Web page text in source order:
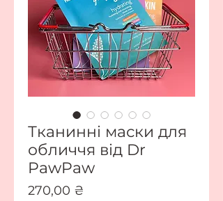
Тканинні маски для
обличчя від Dr
PawPaw
270,00 ₴